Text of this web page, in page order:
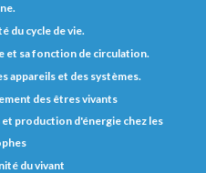
du cycle de vie.
et sa fonction de circulation.
appareils et des systèmes.
des êtres vivants
production d'énergie chez les
du vivant